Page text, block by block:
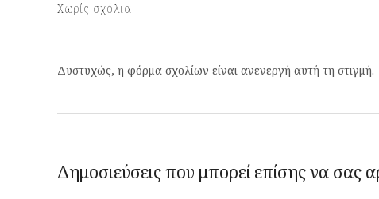
Χωρίς σχόλια
Δυστυχώς, η φόρμα σχολίων είναι ανενεργή αυτή τη στιγμή.
Δημοσιεύσεις που μπορεί επίσης να σας